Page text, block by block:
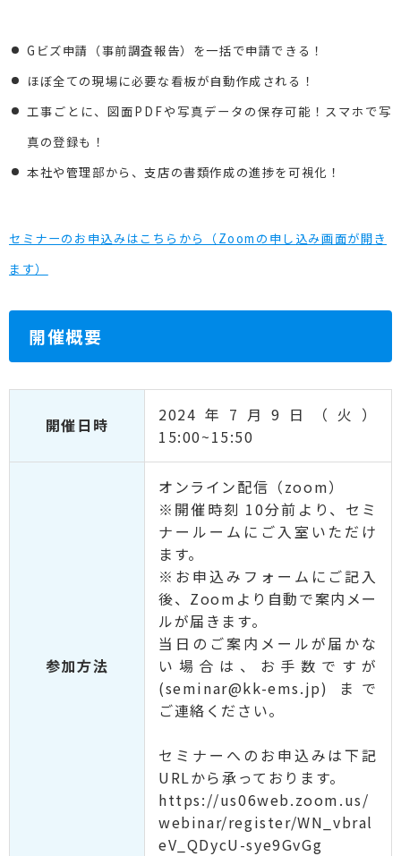
Gビズ申請（事前調査報告）を一括で申請できる！
ほぼ全ての現場に必要な看板が自動作成される！
工事ごとに、図面PDFや写真データの保存可能！スマホで写
真の登録も！
本社や管理部から、支店の書類作成の進捗を可視化！
セミナーのお申込みはこちらから（Zoomの申し込み画面が開き
ます）
開催概要
開催日時
2024年7月9日（火）
15:00~15:50
参加方法
オンライン配信（zoom）
※開催時刻 10分前より、セミ
ナールームにご入室いただけ
ます。
※お申込みフォームにご記入
後、Zoomより自動で案内メー
ルが届きます。
当日のご案内メールが届かな
い場合は、お手数ですが
(seminar@kk-ems.jp) まで
ご連絡ください。
セミナーへのお申込みは下記
URLから承っております。
https://us06web.zoom.us/
webinar/register/WN_vbral
eV_QDycU-sye9GvGg